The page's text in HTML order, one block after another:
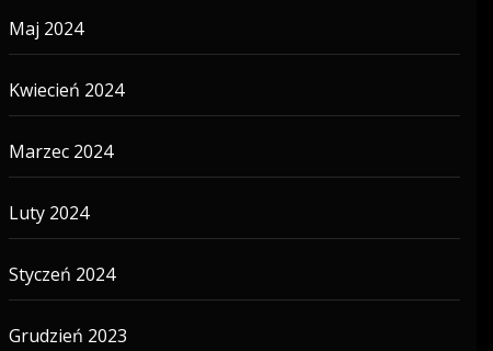
Maj 2024
Kwiecień 2024
Marzec 2024
Luty 2024
Styczeń 2024
Grudzień 2023